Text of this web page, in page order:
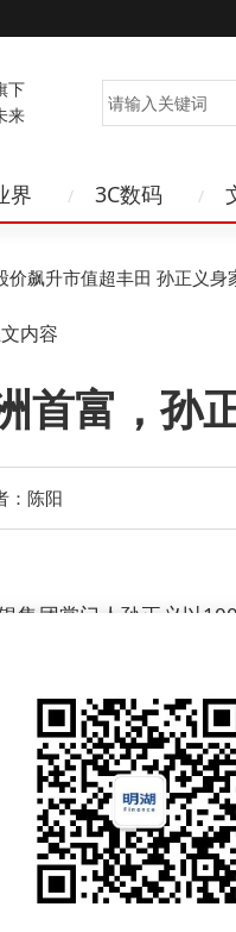
下
来
界 3C数码
飙升市值超丰田 孙正义身家
富之位
内容
首富，孙
：陈阳
集团掌门人孙正义以
的背后，是资本市场对
一度超越丰田成为日
有的Arm Holdings股
者对Arm专为数据中
11%股份备受关注，